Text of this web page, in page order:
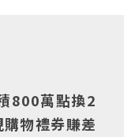
800萬點換2
物禮券賺差